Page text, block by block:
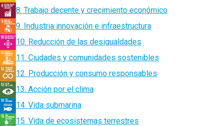
8. Trabajo decente y crecimiento económico
9. Industria innovación e infraestructura
10. Reducción de las desigualdades
11. Ciudades y comunidades sostenibles
12. Producción y consumo responsables
13. Acción por el clima
14. Vida submarina
15. Vida de ecosistemas terrestres